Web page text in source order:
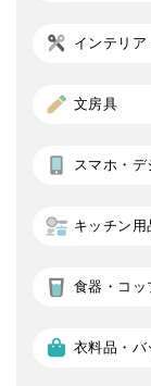
インテリア
文房具
スマホ・
キッチン用
食器・コッ
衣料品・バ